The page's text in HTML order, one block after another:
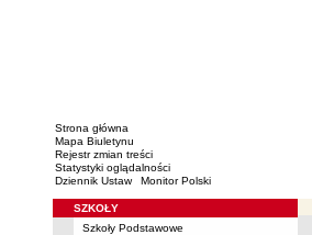
Strona główna
Mapa Biuletynu
Rejestr zmian treści
Statystyki oglądalności
Dziennik Ustaw
Monitor Polski
Menu
SZKOŁY
Szkoły Podstawowe